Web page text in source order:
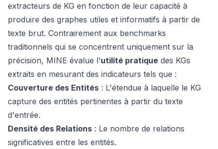
extracteurs de KG en fonction de leur capacité à
produire des graphes utiles et informatifs à partir de
texte brut. Contrairement aux benchmarks
traditionnels qui se concentrent uniquement sur la
précision, MINE évalue l'utilité pratique des KGs
extraits en mesurant des indicateurs tels que :
Couverture des Entités : L'étendue à laquelle le KG
capture des entités pertinentes à partir du texte
d'entrée.
Densité des Relations : Le nombre de relations
significatives entre les entités.